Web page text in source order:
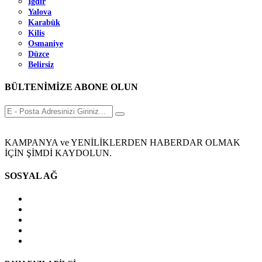
Yalova
Karabük
Kilis
Osmaniye
Düzce
Belirsiz
BÜLTENİMİZE ABONE OLUN
KAMPANYA ve YENİLİKLERDEN HABERDAR OLMAK
İÇİN ŞİMDİ KAYDOLUN.
SOSYAL AĞ